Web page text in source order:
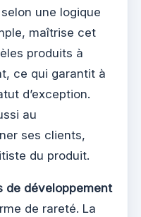
une logique
maîtrise cet
produits à
ce qui garantit à
d’exception.
au
ses clients,
du produit.
de développement
de rareté. La